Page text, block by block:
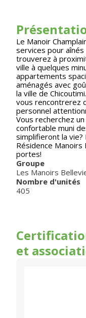
Le Manoir
services pour aînés
trouverez à
ville à quelques
appartements
aménagés avec
la ville de
vous rencontrerez
personnel
Vous recherchez
confortable muni
simplifieront la vie?
Résidence
portes!
Groupe
Les Manoirs
Nombre d'unités
405
et